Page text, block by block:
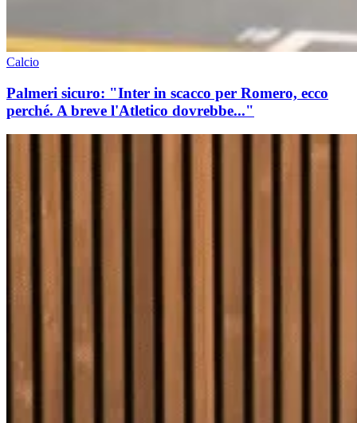
Calcio
Palmeri sicuro: "Inter in scacco per Romero, ecco
perché. A breve l'Atletico dovrebbe..."